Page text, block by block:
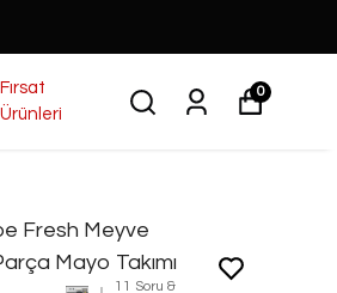
Fırsat
Ürünleri
0
Fresh Meyve
Mayo Takımı
11 Soru &